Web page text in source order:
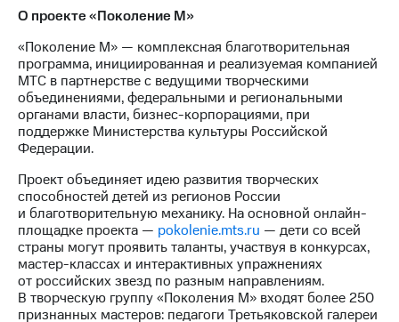
О проекте «Поколение М»
«Поколение М» — комплексная благотворительная
программа, инициированная и реализуемая компанией
МТС в партнерстве с ведущими творческими
объединениями, федеральными и региональными
органами власти, бизнес-корпорациями, при
поддержке Министерства культуры Российской
Федерации.
Проект объединяет идею развития творческих
способностей детей из регионов России
и благотворительную механику. На основной онлайн-
площадке проекта — pokolenie.mts.ru — дети со всей
страны могут проявить таланты, участвуя в конкурсах,
мастер-классах и интерактивных упражнениях
от российских звезд по разным направлениям.
В творческую группу «Поколения М» входят более 250
признанных мастеров: педагоги Третьяковской галереи